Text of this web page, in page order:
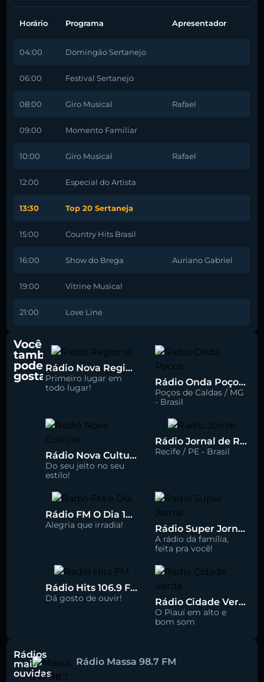
Horário Programa Apresentador
04:00 Domingão Sertanejo
06:00 Festival Sertanejo
08:00 Giro Musical Rafael
09:00 Momento Familiar
10:00 Giro Musical Rafael
12:00 Especial do Artista
13:30 Top 20 Sertaneja
15:00 Country Hits Brasil
16:00 Show do Brega Auriano Gabriel
19:00 Vitrine Musical
21:00 Love Line
Você
também
pode
gostar
Rádio Nova Regional 91.5 FM
Primeiro lugar em
todo lugar!
Rádio Onda Poços 96.7 FM
Poços de Caldas / MG
- Brasil
Rádio Nova Cultura 93.1 FM
Do seu jeito no seu
estilo!
Rádio Jornal de Recife 90.3 FM
Recife / PE - Brasil
Rádio FM O Dia 100.5
Alegria que irradia! Rádio Super Jornal 105.7 FM
A rádio da família,
feita pra você!
Rádio Hits 106.9 FM
Dá gosto de ouvir! Rádio Cidade Verde 93.5 FM
O Piauí em alto e
bom som
Rádios
mais
ouvidas
Rádio Massa 98.7 FM